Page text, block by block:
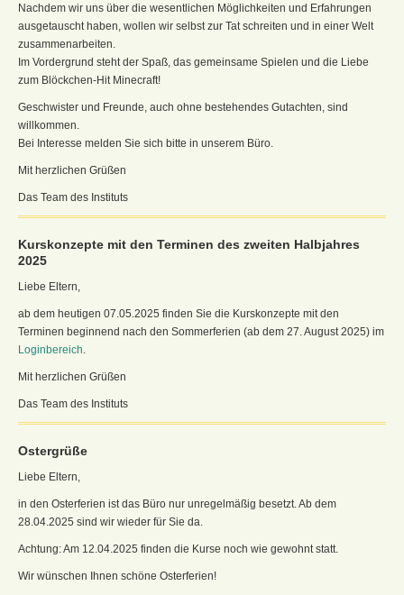
Nachdem wir uns über die wesentlichen Möglichkeiten und Erfahrungen
ausgetauscht haben, wollen wir selbst zur Tat schreiten und in einer Welt
zusammenarbeiten.
Im Vordergrund steht der Spaß, das gemeinsame Spielen und die Liebe
zum Blöckchen-Hit Minecraft!
Geschwister und Freunde, auch ohne bestehendes Gutachten, sind
willkommen.
Bei Interesse melden Sie sich bitte in unserem Büro.
Mit herzlichen Grüßen
Das Team des Instituts
Kurskonzepte mit den Terminen des zweiten Halbjahres
2025
Liebe Eltern,
ab dem heutigen 07.05.2025 finden Sie die Kurskonzepte mit den
Terminen beginnend nach den Sommerferien (ab dem 27. August 2025) im
Loginbereich
Mit herzlichen Grüßen
Das Team des Instituts
Ostergrüße
Liebe Eltern,
in den Osterferien ist das Büro nur unregelmäßig besetzt. Ab dem
28.04.2025 sind wir wieder für Sie da.
Achtung: Am 12.04.2025 finden die Kurse noch wie gewohnt statt.
Wir wünschen Ihnen schöne Osterferien!